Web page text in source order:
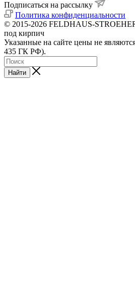
Подписаться на рассылку
Политика конфиденциальности
© 2015-2026 FELDHAUS-
под кирпич
Указанные на сайте цены не
435 ГК РФ).
Найти